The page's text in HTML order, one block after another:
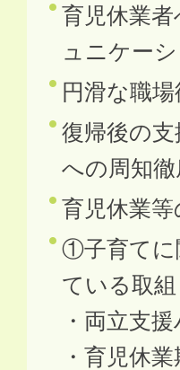
育児休業
ュニケー
円滑な職
復帰後の
への周知徹
育児休業
①子育てに
ている取組
・両立支
・育児休